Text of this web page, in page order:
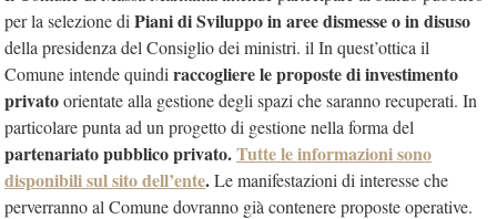
per la selezione di Piani di Sviluppo in aree dismesse o in disuso
della presidenza del Consiglio dei ministri. il In quest’ottica il
Comune intende quindi raccogliere le proposte di investimento
privatoorientate alla gestione degli spazi che saranno recuperati. In
particolare punta ad un progetto di gestione nella forma del
partenariato pubblico privato.Tutte le informazioni sono
disponibili sul sito dell’ente.Le manifestazioni di interesse che
perverranno al Comune dovranno già contenere proposte operative.